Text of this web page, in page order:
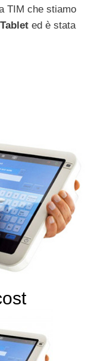
TIM che stiamo
ed è stata